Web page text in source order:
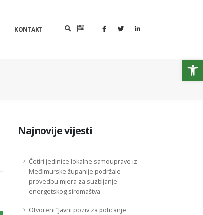
KONTAKT
Najnovije vijesti
Četiri jedinice lokalne samouprave iz
Međimurske županije podržale
provedbu mjera za suzbijanje
energetskog siromaštva
Otvoreni “Javni poziv za poticanje